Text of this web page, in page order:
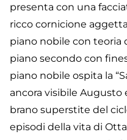
presenta con una
ricco cornicione
piano nobile con teoria
piano secondo con
piano nobile ospita la
ancora visibile Augusto
brano superstite del
episodi della vita di